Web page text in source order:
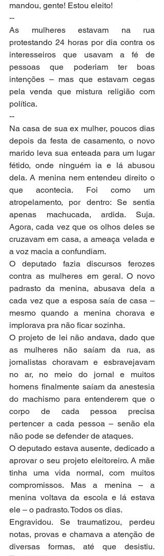
mandou, gente! Estou eleito!
--
As mulheres estavam na rua
protestando 24 horas por dia contra os
interesseiros que usavam a fé de
pessoas que poderiam ter boas
intenções – mas que estavam cegas
pela venda que mistura religião com
política.
--
Na casa de sua ex mulher, poucos dias
depois da festa de casamento, o novo
marido leva sua enteada para um lugar
fétido, onde ninguém ia e lá abusou
dela. A menina nem entendeu direito o
que acontecia. Foi como um
atropelamento, por dentro: Se sentia
apenas machucada, ardida. Suja.
Agora, cada vez que os olhos deles se
cruzavam em casa, a ameaça velada e
a voz macia a confundiam.
O deputado fazia discursos ferozes
contra as mulheres em geral. O novo
padrasto da menina, abusava dela a
cada vez que a esposa saía de casa –
mesmo quando a menina chorava e
implorava pra não ficar sozinha.
O projeto de lei não andava, dado que
as mulheres não saíam da rua, as
jornalistas choravam e esbravejavam
no ar, no meio do jornal e muitos
homens finalmente saíam da anestesia
do machismo para entenderem que o
corpo de cada pessoa precisa
pertencer a cada pessoa – senão ela
não pode se defender de ataques.
O deputado estava ausente, dedicado a
aprovar o seu projeto eleitoreiro. A mãe
tinha uma vida normal, com muitos
compromissos. Mas a menina – a
menina voltava da escola e lá estava
ele – o padrasto. Todos os dias.
Engravidou. Se traumatizou, perdeu
notas, provas e chamava a atenção de
diversas formas, até que desistiu.